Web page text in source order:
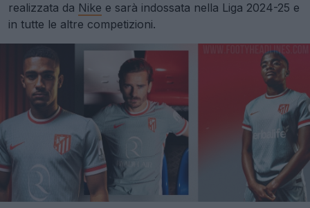
realizzata da Nike e sarà indossata nella Liga 2024-25 e
in tutte le altre competizioni.